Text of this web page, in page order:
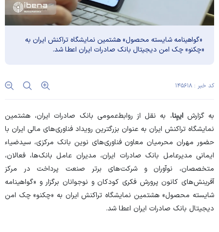
​ «گواهینامه شایسته محصول» هشتمین نمایشگاه تراکنش ایران به
«چکنو» چک امن دیجیتال بانک صادرات ایران اعطا شد.
کد خبر : ۱۴۵۶۱۸
به گزارشایبِنا، به نقل از روابط‌عمومی بانک صادرات ایران، هشتمین
نمایشگاه تراکنش ایران به عنوان بزرگترین رویداد فناوری‌های مالی ایران با
حضور مهران محرمیان معاون فناوری‌های نوین بانک مرکزی، سیدضیاء
ایمانی مدیرعامل بانک صادرات ایران، مدیران عامل بانک‌ها، فعالان،
متخصصان، نوآوران و شرکت‌های برتر صنعت پرداخت در مرکز
آفرینش‌های کانون پرورش فکری کودکان و نوجوانان برگزار و «گواهینامه
شایسته محصول» هشتمین نمایشگاه تراکنش ایران به «چکنو» چک امن
دیجیتال بانک صادرات ایران اعطا شد.